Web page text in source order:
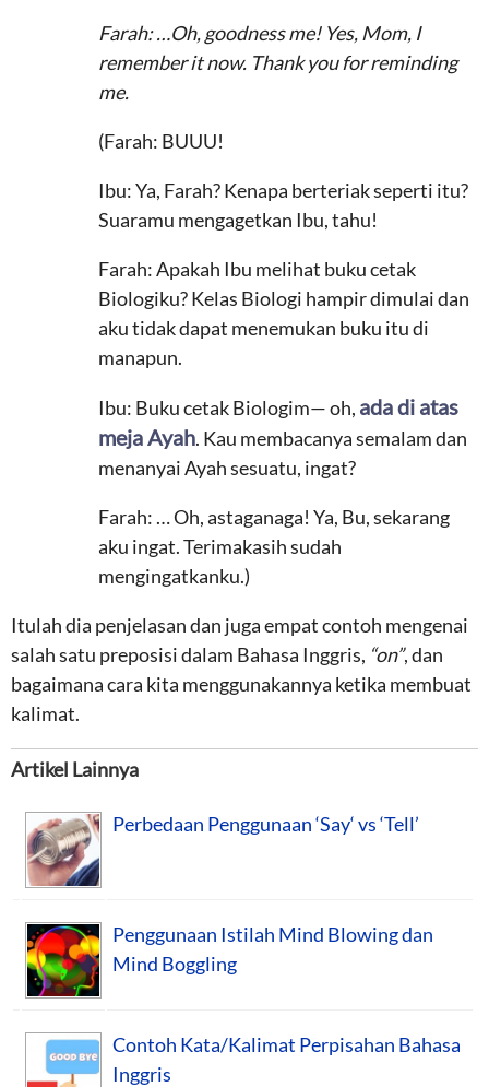
Farah: …Oh, goodness me! Yes, Mom, I
remember it now. Thank you for reminding
me.
(Farah: BUUU!
Ibu: Ya, Farah? Kenapa berteriak seperti itu?
Suaramu mengagetkan Ibu, tahu!
Farah: Apakah Ibu melihat buku cetak
Biologiku? Kelas Biologi hampir dimulai dan
aku tidak dapat menemukan buku itu di
manapun.
Ibu: Buku cetak Biologim— oh, ada di atas
meja Ayah. Kau membacanya semalam dan
menanyai Ayah sesuatu, ingat?
Farah: … Oh, astaganaga! Ya, Bu, sekarang
aku ingat. Terimakasih sudah
mengingatkanku.)
Itulah dia penjelasan dan juga empat contoh mengenai
salah satu preposisi dalam Bahasa Inggris, “on”, dan
bagaimana cara kita menggunakannya ketika membuat
kalimat.
Artikel Lainnya
Perbedaan Penggunaan ‘Say‘ vs ‘Tell’
Penggunaan Istilah Mind Blowing dan
Mind Boggling
Contoh Kata/Kalimat Perpisahan Bahasa
Inggris